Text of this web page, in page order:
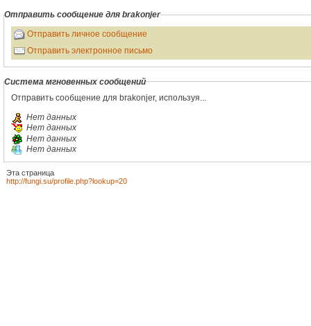
Отправить сообщение для brakonjer
Отправить личное сообщение
Отправить электронное письмо
Система мгновенных сообщений
Отправить сообщение для brakonjer, используя...
Нет данных
Нет данных
Нет данных
Нет данных
Эта страница
http://fungi.su/profile.php?lookup=20